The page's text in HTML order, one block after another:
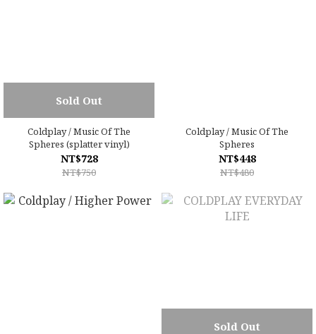
Sold Out
Coldplay / Music Of The
Spheres (splatter vinyl)
NT$728
NT$750
Coldplay / Music Of The
Spheres
NT$448
NT$480
Sold Out